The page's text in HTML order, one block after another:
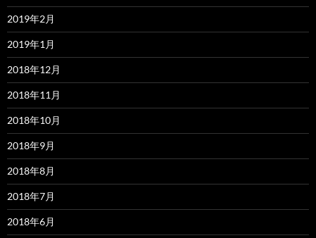
2019年2月
2019年1月
2018年12月
2018年11月
2018年10月
2018年9月
2018年8月
2018年7月
2018年6月